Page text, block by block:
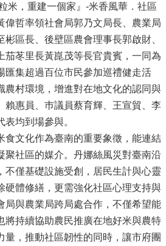
米，重建一個家』-米香風華．社區
偉哲率領社會局郭乃文局長、農業局
區長、後壁區農會理事長郭啟財、
茄苳里長黃崑茂等長官貴賓，一同為
匯集超過百位市民參加巡禮健走活
農村環境，增進對在地文化的認同與
賴惠員、巿議員蔡育輝、王宣貿、李
均到場參與。
文化作為臺南的重要象徵，能連結
聚社區的媒介。丹娜絲風災對臺南沿
不僅基礎設施受創，居民生計與心靈
硬體修繕，更需強化社區心理支持與
局與農業局跨局處合作，不僅希望能
將持續協助農民推廣在地好米與農特
量，推動社區韌性的同時，讓市府團